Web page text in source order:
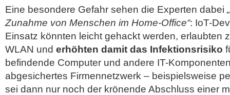
Eine besondere Gefahr sehen die Experten dabei
Zunahme von Menschen im Home-Office“: IoT-
Einsatz könnten leicht gehackt werden, erlaubten
WLAN und erhöhten damit das Infektionsrisiko
befindende Computer und andere IT-
abgesichertes Firmennetzwerk – beispielsweise
sei dann nur noch der krönende Abschluss einer